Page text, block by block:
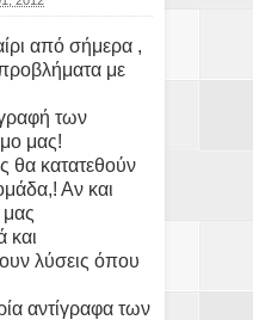
από σήμερα ,
με
των
μας!
θα κατατεθούν
Αν και
μας
και
λύσεις όπου
αντίγραφα των